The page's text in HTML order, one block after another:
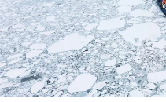
verlag
verlag
veranstaltungen